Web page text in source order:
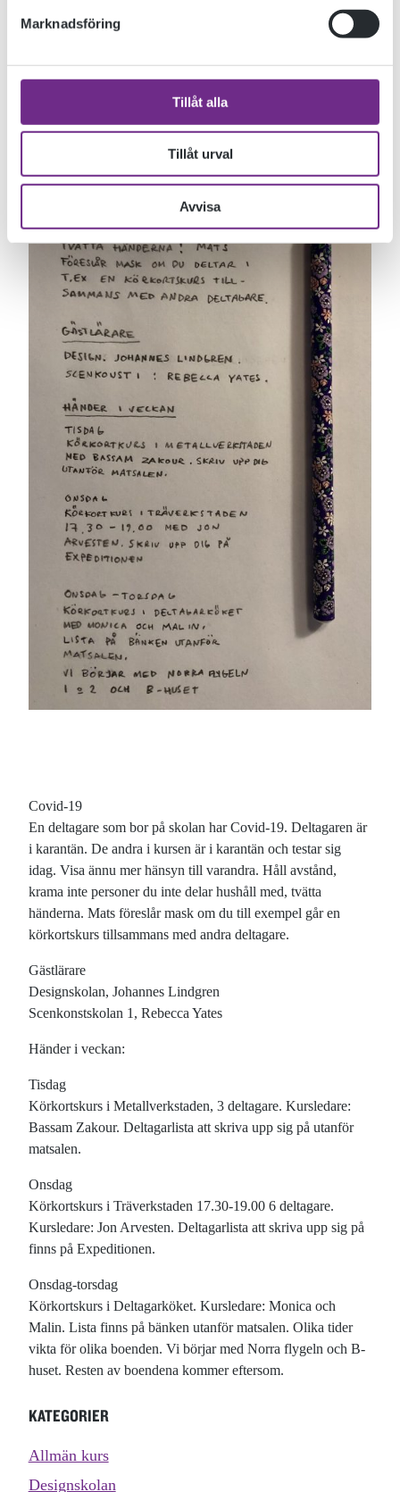
Marknadsföring
Tillåt alla
Tillåt urval
Avvisa
Covid-19
En deltagare som bor på skolan har Covid-19. Deltagaren är
i karantän. De andra i kursen är i karantän och testar sig
idag. Visa ännu mer hänsyn till varandra. Håll avstånd,
krama inte personer du inte delar hushåll med, tvätta
händerna. Mats föreslår mask om du till exempel går en
körkortskurs tillsammans med andra deltagare.
Gästlärare
Designskolan, Johannes Lindgren
Scenkonstskolan 1, Rebecca Yates
Händer i veckan:
Tisdag
Körkortskurs i Metallverkstaden, 3 deltagare. Kursledare:
Bassam Zakour. Deltagarlista att skriva upp sig på utanför
matsalen.
Onsdag
Körkortskurs i Träverkstaden 17.30-19.00 6 deltagare.
Kursledare: Jon Arvesten. Deltagarlista att skriva upp sig på
finns på Expeditionen.
Onsdag-torsdag
Körkortskurs i Deltagarköket. Kursledare: Monica och
Malin. Lista finns på bänken utanför matsalen. Olika tider
vikta för olika boenden. Vi börjar med Norra flygeln och B-
huset. Resten av boendena kommer eftersom.
KATEGORIER
Allmän kurs
Designskolan